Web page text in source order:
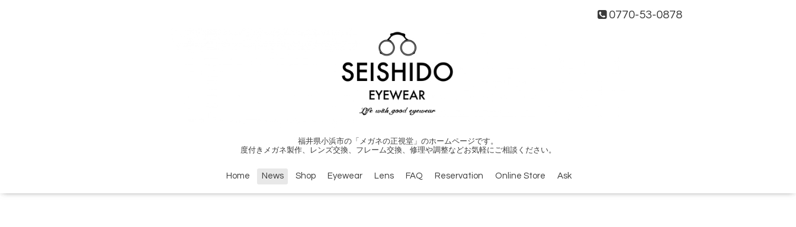
0770-53-0878
福井県小浜市の「メガネの正視堂」のホームページです。
度付きメガネ製作、レンズ交換、フレーム交換、修理や調整などお気軽にご相談ください。
Home News Shop Eyewear Lens FAQ Reservation Online Store Ask